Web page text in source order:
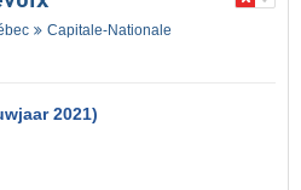
Capitale-Nationale
2021)